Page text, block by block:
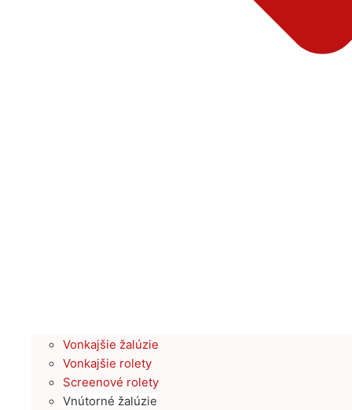
Vonkajšie žalúzie
Vonkajšie rolety
Screenové rolety
Vnútorné žalúzie